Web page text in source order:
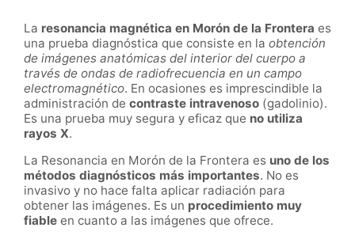
La resonancia magnética en Morón de la Frontera es
una prueba diagnóstica que consiste en la obtención
de imágenes anatómicas del interior del cuerpo a
través de ondas de radiofrecuencia en un campo
electromagnético. En ocasiones es imprescindible la
administración de contraste intravenoso (gadolinio).
Es una prueba muy segura y eficaz que no utiliza
rayos X.
La Resonancia en Morón de la Frontera es uno de los
métodos diagnósticos más importantes. No es
invasivo y no hace falta aplicar radiación para
obtener las imágenes. Es un procedimiento muy
fiable en cuanto a las imágenes que ofrece.